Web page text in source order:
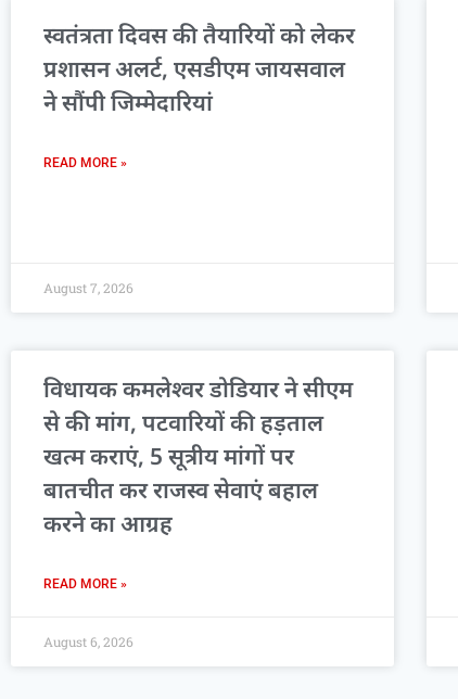
स्वतंत्रता दिवस की तैयारियों को लेकर
प्रशासन अलर्ट, एसडीएम जायसवाल
ने सौंपी जिम्मेदारियां
READ MORE »
August 7, 2026
विधायक कमलेश्वर डोडियार ने सीएम
से की मांग, पटवारियों की हड़ताल
खत्म कराएं, 5 सूत्रीय मांगों पर
बातचीत कर राजस्व सेवाएं बहाल
करने का आग्रह
READ MORE »
August 6, 2026